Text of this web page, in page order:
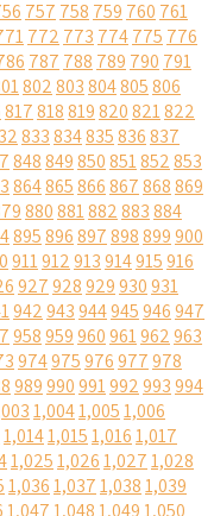
757 758 759 760 761
772 773 774775 776
787 788 789 790 791
802803804805806
817818819820821822
833834835836837
848849850851852853
864865866867868869
880881882883884
895896897898899900
911912913914915916
927928929930931
942943944945946947
958959960961962963
974975976977978
989990991992993994
1,0041,0051,006
1,0141,0151,0161,017
1,0251,0261,0271,028
1,0361,0371,0381,039